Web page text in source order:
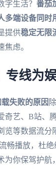
字生活？ 番茄
多端设备同时
提供稳定无限
焦虑。
专线为
失败的原因
奇艺、B站、
览等数据流
畅播放，杜
为你保驾护航